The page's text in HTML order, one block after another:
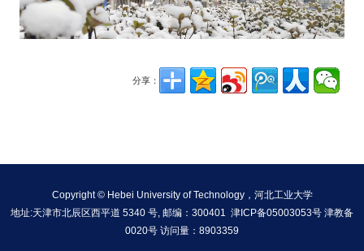
分享：
Copyright © Hebei University of Technology，河北工业大学
地址:天津市北辰区西平道 5340 号, 邮编：300401 津ICP备05003053号 津教备
0020号 访问量： 8903359